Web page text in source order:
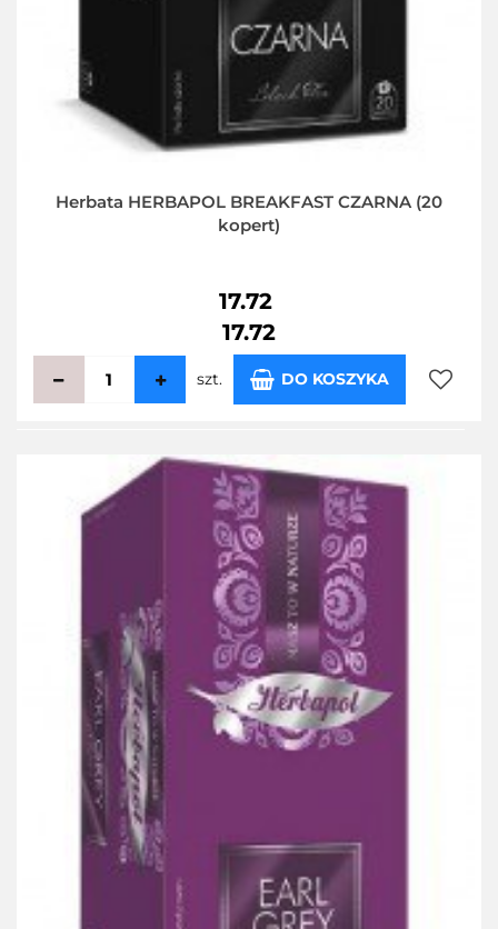
Herbata HERBAPOL BREAKFAST CZARNA (20
kopert)
17.72
17.72
szt. DO KOSZYKA